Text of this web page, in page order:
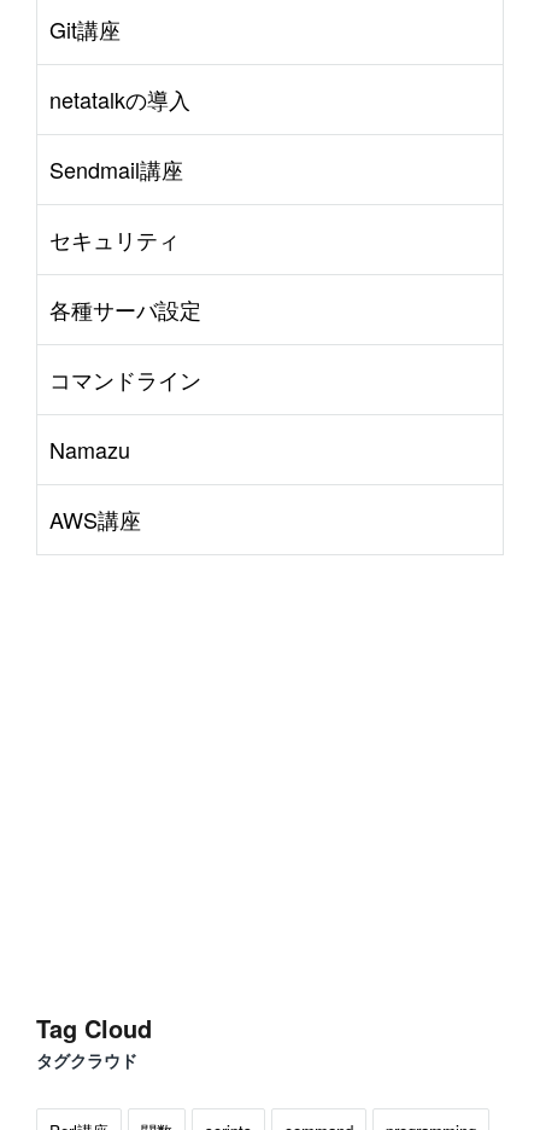
Git講座
netatalkの導入
Sendmail講座
セキュリティ
各種サーバ設定
コマンドライン
Namazu
AWS講座
Tag Cloud
タグクラウド